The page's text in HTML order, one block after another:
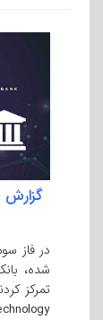
گزارش
در فاز
شده،